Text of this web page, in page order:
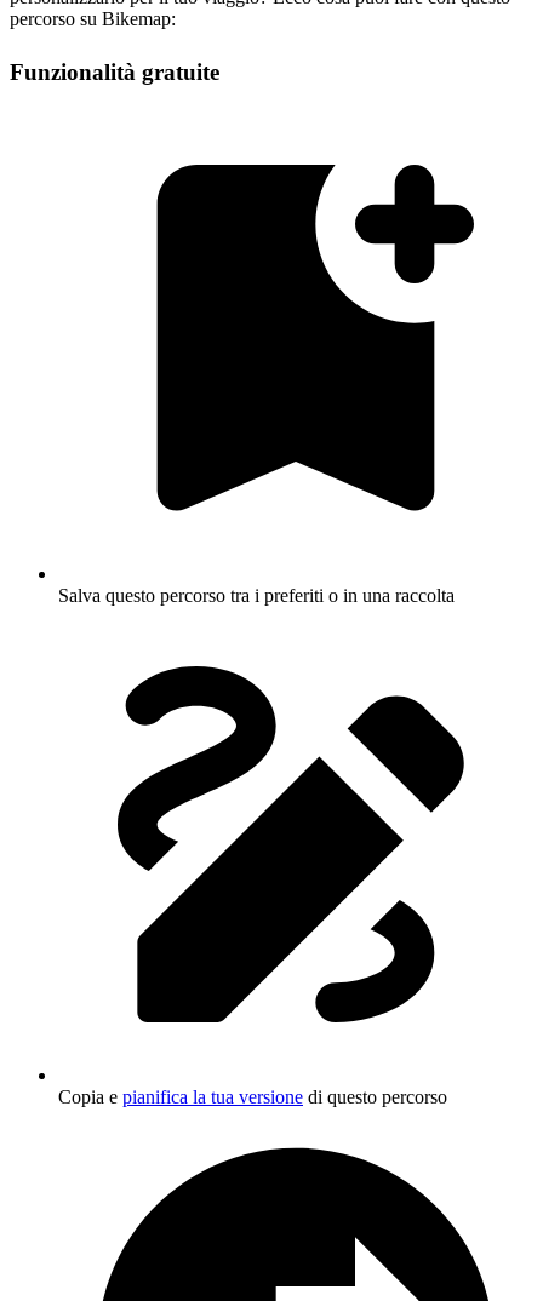
percorso su Bikemap:
Funzionalità gratuite
Salva questo percorso tra i preferiti o in una raccolta
Copia e pianifica la tua versione di questo percorso